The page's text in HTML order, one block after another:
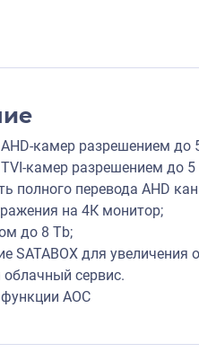
камер разрешением до
камер разрешением до 5
полного перевода AHD
на 4К монитор;
до 8 Tb;
SATABOX для
облачный сервис.
АОС